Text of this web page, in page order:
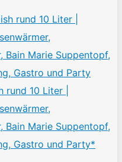
10 Liter |
Bain Marie Suppentopf,
Gastro und Party*